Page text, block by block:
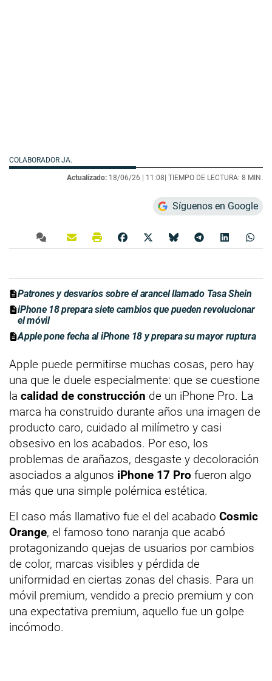
COLABORADOR JA.
Actualizado: 18/06/26 | 11:08 | TIEMPO DE LECTURA: 8 MIN.
Síguenos en Google
Patrones y desvaríos sobre el arancel llamado Tasa Shein
iPhone 18 prepara siete cambios que pueden revolucionar
el móvil
Apple pone fecha al iPhone 18 y prepara su mayor ruptura
Apple puede permitirse muchas cosas, pero hay
una que le duele especialmente: que se cuestione
la calidad de construcción de un iPhone Pro. La
marca ha construido durante años una imagen de
producto caro, cuidado al milímetro y casi
obsesivo en los acabados. Por eso, los
problemas de arañazos, desgaste y decoloración
asociados a algunos iPhone 17 Pro fueron algo
más que una simple polémica estética.
El caso más llamativo fue el del acabado Cosmic
Orange, el famoso tono naranja que acabó
protagonizando quejas de usuarios por cambios
de color, marcas visibles y pérdida de
uniformidad en ciertas zonas del chasis. Para un
móvil premium, vendido a precio premium y con
una expectativa premium, aquello fue un golpe
incómodo.